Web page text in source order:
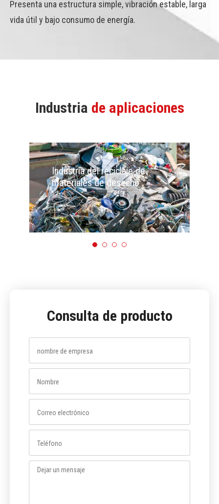
Presenta una estructura simple, vibración estable, larga
vida útil y bajo consumo de energía.
Industria de aplicaciones
Industria del reciclaje de
materiales de desecho
Consulta de producto